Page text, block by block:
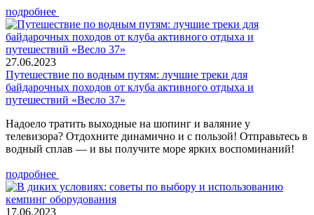
подробнее
27.06.2023
Путешествие по водным путям: лучшие треки для
байдарочных походов от клуба активного отдыха и
путешествий «Весло 37»
Надоело тратить выходные на шопинг и валяние у
телевизора? Отдохните динамично и с пользой! Отправьтесь в
водный сплав — и вы получите море ярких воспоминаний!
подробнее
17.06.2023